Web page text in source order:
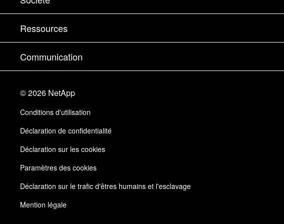
Trouver un partenaire
Executive Briefing
Produits A-Z
Formation
Documentation
Communauté
Apprendre
Société
Partenaires
Emplois
Trust Center
Responsabilité & durabilité
Certifications de la qualité
NetApp Instaclustr
Ressources
Newsroom
Événements
Blog
Expérience client
Témoignages clients
Communication
Commentaires sur le site
Accessibilité
Mes abonnements
©2026 NetApp
Conditions d'utilisation
Déclaration de confidentialité
Déclaration sur les cookies
Paramètres des cookies
Déclaration sur le trafic d'êtres humains et l'esclavage
Mention légale